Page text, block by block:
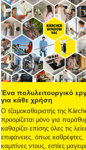
Ένα πολυλειτουργικό
για κάθε χρήση
Ο τζαμοκαθαριστής της
προορίζεται μόνο για
καθαρίζει επίσης όλες τις
επιφάνειες, όπως καθρέφτες,
καμπίνες ντους, εστίες